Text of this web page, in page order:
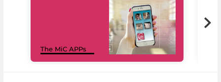
The MiC APPs